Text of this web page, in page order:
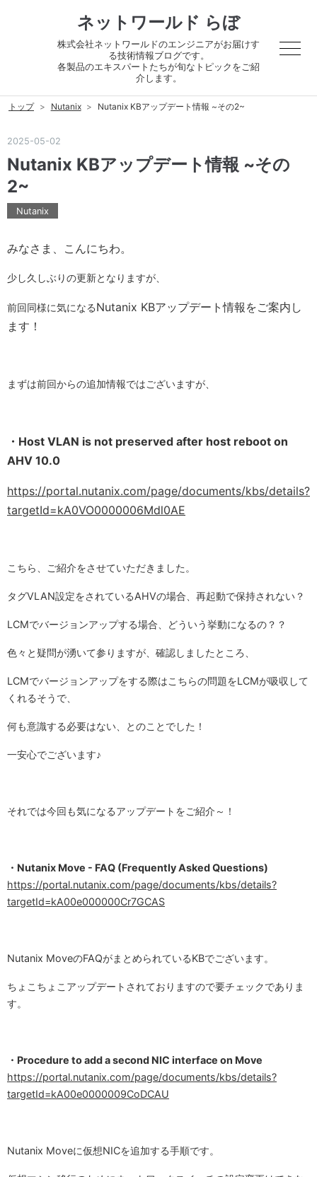
ネットワールド らぼ
株式会社ネットワールドのエンジニアがお届けす
る技術情報ブログです。
各製品のエキスパートたちが旬なトピックをご紹
介します。
トップ > Nutanix > Nutanix KBアップデート情報 ~その2~
2025-05-02
Nutanix KBアップデート情報 ~その
2~
Nutanix
みなさま、こんにちわ。
少し久しぶりの更新となりますが、
前回同様に気になるNutanix KBアップデート情報をご案内し
ます！
まずは前回からの追加情報ではございますが、
・Host VLAN is not preserved after host reboot on
AHV 10.0
https://portal.nutanix.com/page/documents/kbs/details?
targetId=kA0VO0000006Mdl0AE
こちら、ご紹介をさせていただきました。
タグVLAN設定をされているAHVの場合、再起動で保持されない？
LCMでバージョンアップする場合、どういう挙動になるの？？
色々と疑問が湧いて参りますが、確認しましたところ、
LCMでバージョンアップをする際はこちらの問題をLCMが吸収して
くれるそうで、
何も意識する必要はない、とのことでした！
一安心でございます♪
それでは今回も気になるアップデートをご紹介～！
・Nutanix Move - FAQ (Frequently Asked Questions)
https://portal.nutanix.com/page/documents/kbs/details?
targetId=kA00e000000Cr7GCAS
Nutanix MoveのFAQがまとめられているKBでございます。
ちょこちょこアップデートされておりますので要チェックでありま
す。
・Procedure to add a second NIC interface on Move
https://portal.nutanix.com/page/documents/kbs/details?
targetId=kA00e0000009CoDCAU
Nutanix Moveに仮想NICを追加する手順です。